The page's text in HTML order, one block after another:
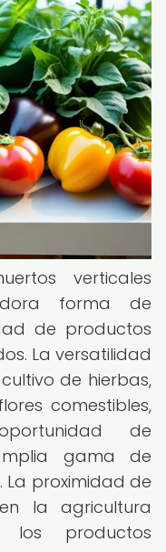
verticales
forma de
de productos
La versatilidad
de hierbas,
comestibles,
de
gama de
La proximidad de
la agricultura
los productos